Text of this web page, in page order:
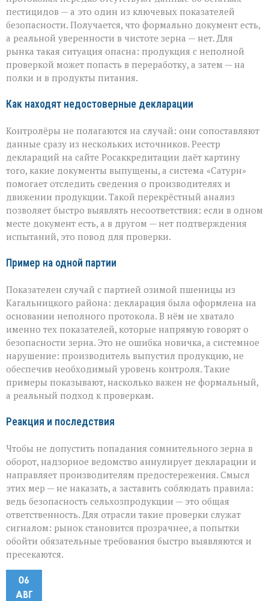
пестицидов — а это один из ключевых показателей
безопасности. Получается, что формально документ есть,
а реальной уверенности в чистоте зерна — нет. Для
рынка такая ситуация опасна: продукция с неполной
проверкой может попасть в переработку, а затем — на
полки и в продукты питания.
Как находят недостоверные декларации
Контролёры не полагаются на случай: они сопоставляют
данные сразу из нескольких источников. Реестр
деклараций на сайте Росаккредитации даёт картину
того, какие документы выпущены, а система «Сатурн»
помогает отследить сведения о производителях и
движении продукции. Такой перекрёстный анализ
позволяет быстро выявлять несоответствия: если в одном
месте документ есть, а в другом — нет подтверждения
испытаний, это повод для проверки.
Пример на одной партии
Показателен случай с партией озимой пшеницы из
Кагальницкого района: декларация была оформлена на
основании неполного протокола. В нём не хватало
именно тех показателей, которые напрямую говорят о
безопасности зерна. Это не ошибка новичка, а системное
нарушение: производитель выпустил продукцию, не
обеспечив необходимый уровень контроля. Такие
примеры показывают, насколько важен не формальный,
а реальный подход к проверкам.
Реакция и последствия
Чтобы не допустить попадания сомнительного зерна в
оборот, надзорное ведомство аннулирует декларации и
направляет производителям предостережения. Смысл
этих мер — не наказать, а заставить соблюдать правила:
ведь безопасность сельхозпродукции — это общая
ответственность. Для отрасли такие проверки служат
сигналом: рынок становится прозрачнее, а попытки
обойти обязательные требования быстро выявляются и
пресекаются.
06
АВГ